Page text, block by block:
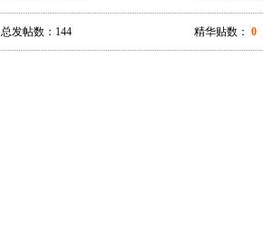
总发帖数：144 精华贴数： 0